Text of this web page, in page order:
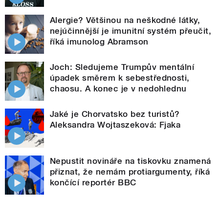
Alergie? Většinou na neškodné látky,
nejúčinnější je imunitní systém přeučit,
říká imunolog Abramson
Joch: Sledujeme Trumpův mentální
úpadek směrem k sebestřednosti,
chaosu. A konec je v nedohlednu
Jaké je Chorvatsko bez turistů?
Aleksandra Wojtaszeková: Fjaka
Nepustit novináře na tiskovku znamená
přiznat, že nemám protiargumenty, říká
končící reportér BBC